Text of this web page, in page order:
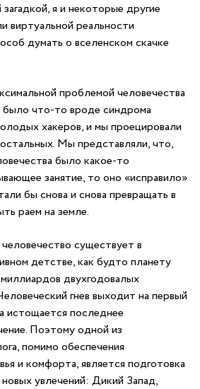
я и некоторые другие
виртуальной реальности
думать о вселенском скачке
проблемой человечества
было что-то вроде синдрома
хакеров, и мы проецировали
Мы представляли, что,
было какое-то
занятие, то оно «исправило»
бы снова и снова превращать в
раем на земле.
существует в
детстве, как будто планету
двухгодовалых
гнев выходит на первый
истощается последнее
Поэтому одной из
помимо обеспечения
и комфорта, является подготовка
увлечений: Дикий Запад,